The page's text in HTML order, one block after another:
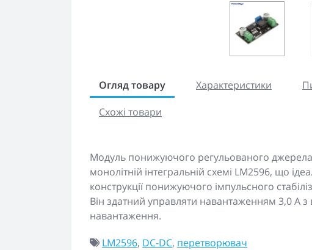
Огляд товару Характеристики
Схожі товари
Модуль понижуючого регульованого
монолітній інтегральній схемі LM2596, що
конструкції понижуючого імпульсного
Він здатний управляти навантаженням 3,0 А з
навантаження.
LM2596, DC-DC, перетворювач